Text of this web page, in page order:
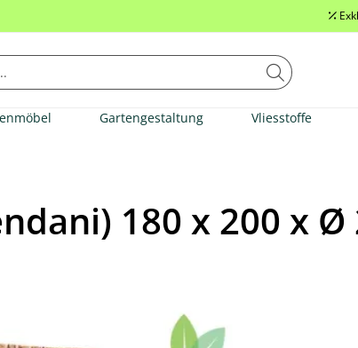
Gartengestaltung Vliesstoffe
180 x 200 x Ø